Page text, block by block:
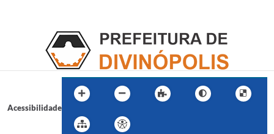
Acessibilidade